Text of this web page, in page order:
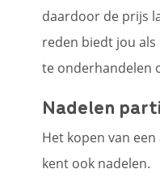
daardoor de prijs
reden biedt jou
te onderhandelen
Nadelen
Het kopen van
kent ook nadelen.